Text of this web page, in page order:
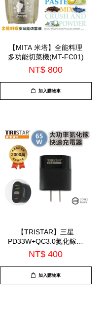
【MITA 米塔】全能料理
多功能切菜機(MT-FC01)
NT$ 800
加入購物車
【TRISTAR】三星
PD33W+QC3.0氮化鎵快
速充電器(TS-USB161)
NT$ 400
加入購物車